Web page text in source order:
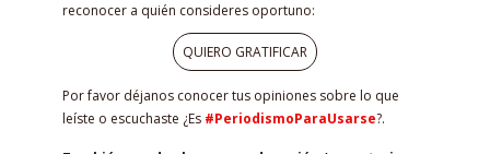
reconocer a quién consideres oportuno:
QUIERO GRATIFICAR
Por favor déjanos conocer tus opiniones sobre lo que
leíste o escuchaste ¿Es #PeriodismoParaUsarse?.